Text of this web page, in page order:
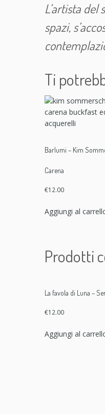
L’artista
spazi,
Ti
Barlumi – Kim
Carena
€12.00
Aggiungi al
Prodotti
La favola di Luna –
€12.00
Aggiungi al